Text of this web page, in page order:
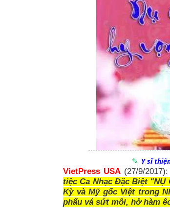
Y sĩ
VietPress USA(27/9/
tiệc Ca Nhạc Đặc Biệt "NỤ
Kỳ và Mỹ gốc Việt trong
phẩu vá sứt môi, hở hàm